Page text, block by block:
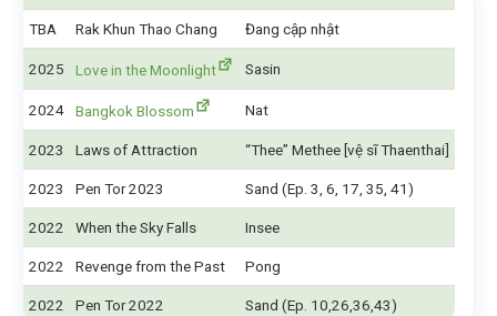
TBA Rak Khun Thao Chang Đang cập nhật
2025 Love in the Moonlight Sasin
2024 Bangkok Blossom Nat
2023 Laws of Attraction “Thee” Methee [vệ sĩ Thaenthai]
2023 Pen Tor 2023 Sand (Ep. 3, 6, 17, 35, 41)
2022 When the Sky Falls Insee
2022 Revenge from the Past Pong
2022 Pen Tor 2022 Sand (Ep. 10,26,36,43)